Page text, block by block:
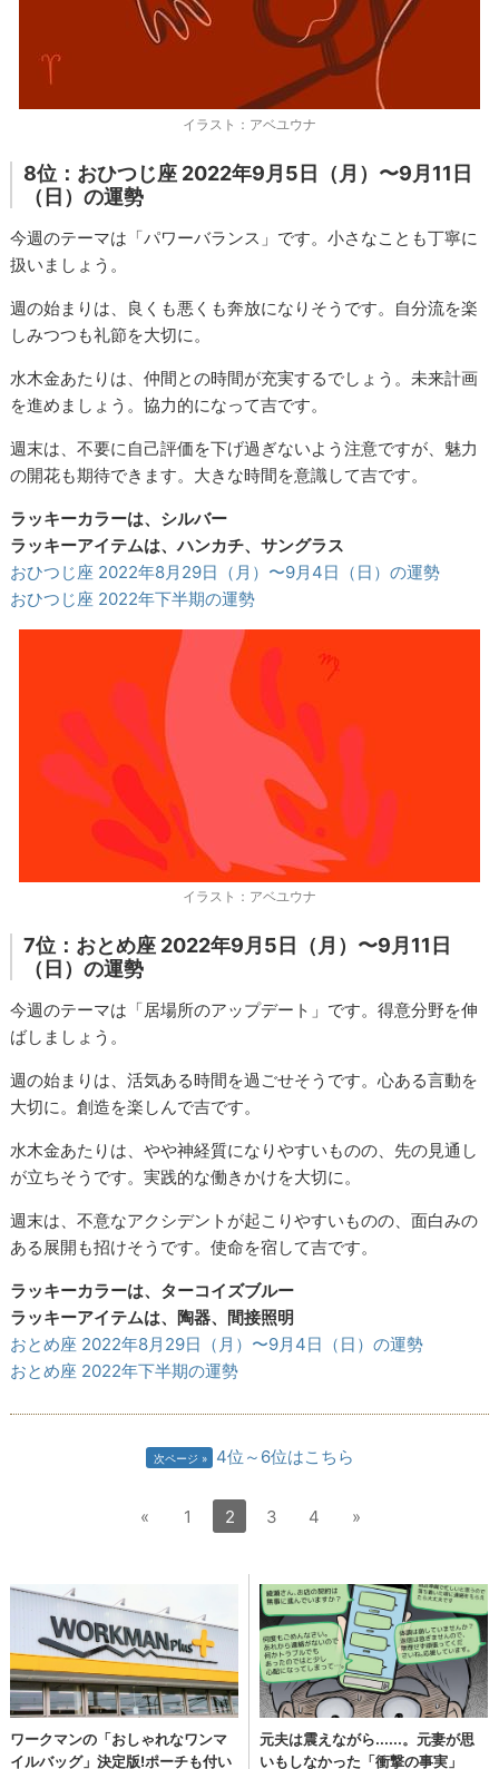
イラスト：アベユウナ
8位：おひつじ座 2022年9月5日（月）〜9月11日
（日）の運勢
今週のテーマは「パワーバランス」です。小さなことも丁寧に
扱いましょう。
週の始まりは、良くも悪くも奔放になりそうです。自分流を楽
しみつつも礼節を大切に。
水木金あたりは、仲間との時間が充実するでしょう。未来計画
を進めましょう。協力的になって吉です。
週末は、不要に自己評価を下げ過ぎないよう注意ですが、魅力
の開花も期待できます。大きな時間を意識して吉です。
ラッキーカラーは、シルバー
ラッキーアイテムは、ハンカチ、サングラス
おひつじ座 2022年8月29日（月）〜9月4日（日）の運勢
おひつじ座 2022年下半期の運勢
イラスト：アベユウナ
7位：おとめ座 2022年9月5日（月）〜9月11日
（日）の運勢
今週のテーマは「居場所のアップデート」です。得意分野を伸
ばしましょう。
週の始まりは、活気ある時間を過ごせそうです。心ある言動を
大切に。創造を楽しんで吉です。
水木金あたりは、やや神経質になりやすいものの、先の見通し
が立ちそうです。実践的な働きかけを大切に。
週末は、不意なアクシデントが起こりやすいものの、面白みの
ある展開も招けそうです。使命を宿して吉です。
ラッキーカラーは、ターコイズブルー
ラッキーアイテムは、陶器、間接照明
おとめ座 2022年8月29日（月）〜9月4日（日）の運勢
おとめ座 2022年下半期の運勢
次ページ 4位～6位はこちら
« 1 2 3 4 »